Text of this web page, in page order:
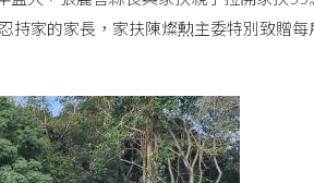
持家的家長，家扶陳燦勲主委特別致贈